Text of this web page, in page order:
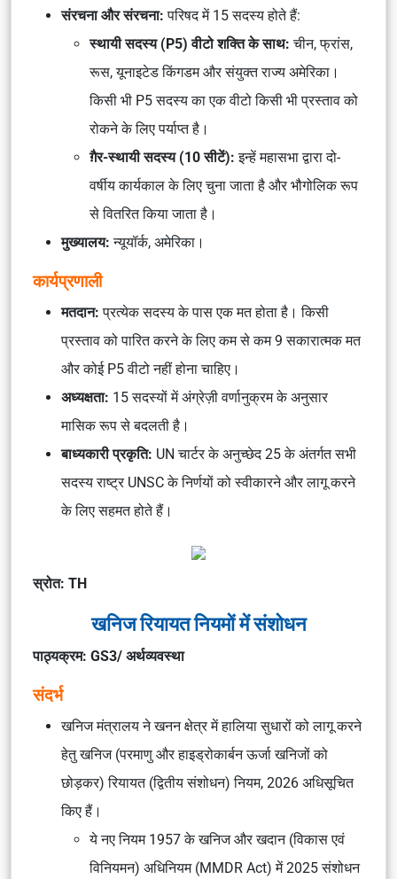
संरचना और संरचना: परिषद में 15 सदस्य होते हैं:
स्थायी सदस्य (P5) वीटो शक्ति के साथ: चीन, फ्रांस,
रूस, यूनाइटेड किंगडम और संयुक्त राज्य अमेरिका।
किसी भी P5 सदस्य का एक वीटो किसी भी प्रस्ताव को
रोकने के लिए पर्याप्त है।
ग़ैर-स्थायी सदस्य (10 सीटें): इन्हें महासभा द्वारा दो-
वर्षीय कार्यकाल के लिए चुना जाता है और भौगोलिक रूप
से वितरित किया जाता है।
मुख्यालय: न्यूयॉर्क, अमेरिका।
कार्यप्रणाली
मतदान: प्रत्येक सदस्य के पास एक मत होता है। किसी
प्रस्ताव को पारित करने के लिए कम से कम 9 सकारात्मक मत
और कोई P5 वीटो नहीं होना चाहिए।
अध्यक्षता: 15 सदस्यों में अंग्रेज़ी वर्णानुक्रम के अनुसार
मासिक रूप से बदलती है।
बाध्यकारी प्रकृति: UN चार्टर के अनुच्छेद 25 के अंतर्गत सभी
सदस्य राष्ट्र UNSC के निर्णयों को स्वीकारने और लागू करने
के लिए सहमत होते हैं।
स्रोत: TH
खनिज रियायत नियमों में संशोधन
पाठ्यक्रम: GS3/ अर्थव्यवस्था
संदर्भ
खनिज मंत्रालय ने खनन क्षेत्र में हालिया सुधारों को लागू करने
हेतु खनिज (परमाणु और हाइड्रोकार्बन ऊर्जा खनिजों को
छोड़कर) रियायत (द्वितीय संशोधन) नियम, 2026 अधिसूचित
किए हैं।
ये नए नियम 1957 के खनिज और खदान (विकास एवं
विनियमन) अधिनियम (MMDR Act) में 2025 संशोधन